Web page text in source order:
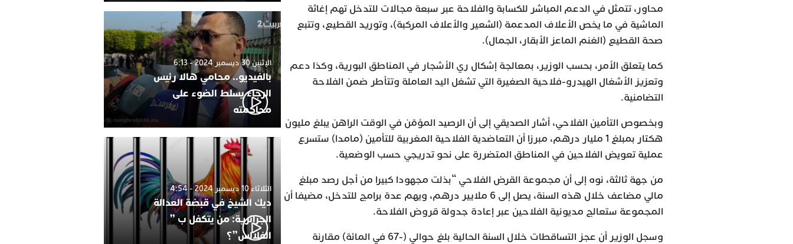
محاور، تتمثل في الدعم المباشر للكسابة والفلاحة عبر سبعة مجالات للتدخل تهم إغاثة
الماشية في ما يخص الأعلاف المدعمة (الشعير والأعلاف المركبة)، وتوريد القطيع، وتتبع
صحة القطيع (الغنم الماعز الأبقار، الجمال).
كما يتعلق الأمر، بحسب الوزير، بمعالجة إشكال ري الأشجار في المناطق البورية، وكذا دعم
وتعزيز الأشغال الهيدرو-فلاحية الصغيرة التي تشغل اليد العاملة وتتأطر ضمن الفلاحة
التضامنية.
وبخصوص التأمين الفلاحي، أشار الصديقي إلى أن الرصيد المؤمّن في الوقت الراهن يبلغ مليون
هكتار بمبلغ 1 مليار درهم، مبرزا أن التعاضدية الفلاحية المغربية للتأمين (مامدا) ستسرع
عملية تعويض الفلاحين في المناطق المتضررة على نحو تدريجي حسب الوضعية.
من جهة ثالثة، نوه إلى أن مجموعة القرض الفلاحي “بذلت مجهودا كبيرا من أجل رصد مبلغ
مالي مضاعف خلال هذه السنة، يصل إلى 6 ملايير درهم، ويهم عدة برامج للتدخل، مضيفا أن
المجموعة ستعالج مديونية الفلاحين عبر إعادة جدولة قروض الفلاحة.
وسجل الوزير أن عجز التساقطات خلال السنة الحالية بلغ حوالي (-67 في المائة) مقارنة
الإثنين 30 ديسمبر 2024 - 6:13
بالفيديو.. محامي هالا رئيس
الرجاء يسلط الضوء على
محاكمته
الثلاثاء 10 ديسمبر 2024 - 4:54
ديك الشيخ في قبضة العدالة
الجزائرية: من يتكفل ب ”
الفلالس”؟